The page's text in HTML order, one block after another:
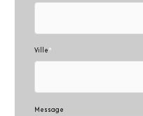
Ville*
Message